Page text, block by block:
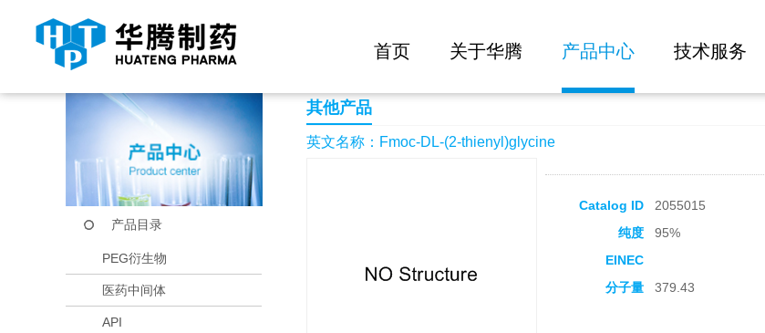
首页 关于华腾 产品中心 技术服务
当前位置： 首页 产品中心 Fmoc-DL-(2-thienyl)glycine
产品目录
PEG衍生物
医药中间体
API
其他产品
英文名称：Fmoc-DL-(2-thienyl)glycine
Catalog ID 2055015
纯度
95%
EINEC
分子量
379.43